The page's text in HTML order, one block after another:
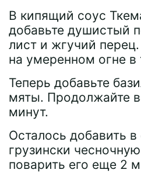
В кипящий соус
добавьте душистый
лист и жгучий
на умеренном огне в
Теперь добавьте
мяты. Продолжайте
минут.
Осталось добавить
грузински
поварить его еще 2